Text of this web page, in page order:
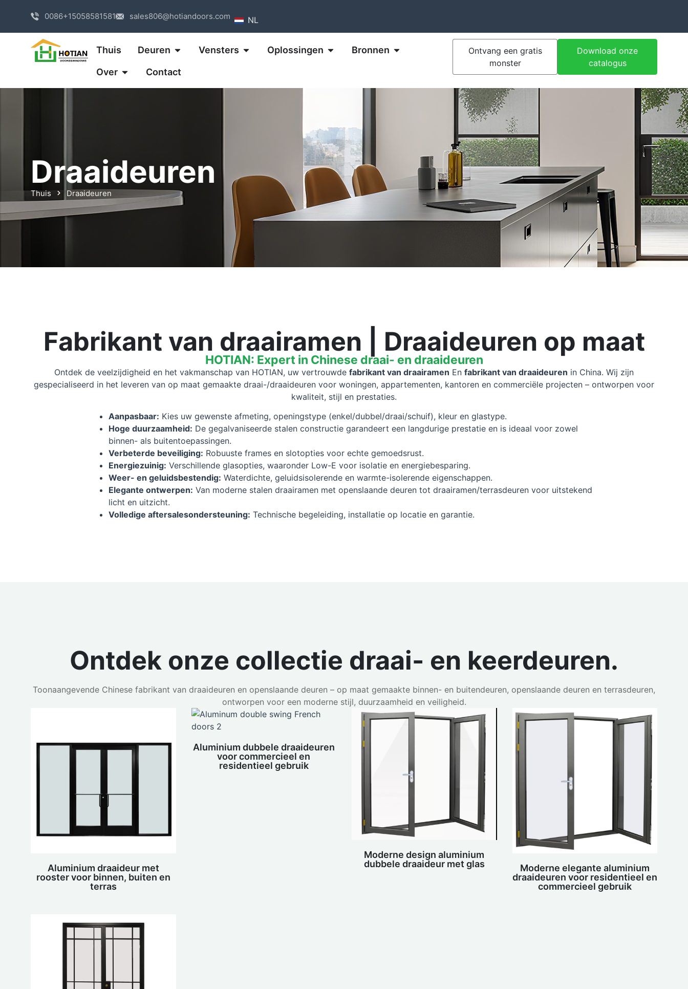
0086+15058581581 sales806@hotiandoors.com NL
Thuis Deuren Vensters Oplossingen Bronnen
Over Contact
Ontvang een gratis
monster
Download onze
catalogus
Draaideuren
Thuis Draaideuren
Fabrikant van draairamen | Draaideuren op maat
HOTIAN: Expert in Chinese draai- en draaideuren
Ontdek de veelzijdigheid en het vakmanschap van HOTIAN, uw vertrouwde fabrikant van draairamen En fabrikant van draaideuren in China. Wij zijn
gespecialiseerd in het leveren van op maat gemaakte draai-/draaideuren voor woningen, appartementen, kantoren en commerciële projecten – ontworpen voor
kwaliteit, stijl en prestaties.
Aanpasbaar: Kies uw gewenste afmeting, openingstype (enkel/dubbel/draai/schuif), kleur en glastype.
Hoge duurzaamheid: De gegalvaniseerde stalen constructie garandeert een langdurige prestatie en is ideaal voor zowel
binnen- als buitentoepassingen.
Verbeterde beveiliging: Robuuste frames en slotopties voor echte gemoedsrust.
Energiezuinig: Verschillende glasopties, waaronder Low-E voor isolatie en energiebesparing.
Weer- en geluidsbestendig: Waterdichte, geluidsisolerende en warmte-isolerende eigenschappen.
Elegante ontwerpen: Van moderne stalen draairamen met openslaande deuren tot draairamen/terrasdeuren voor uitstekend
licht en uitzicht.
Volledige aftersalesondersteuning: Technische begeleiding, installatie op locatie en garantie.
Ontdek onze collectie draai- en keerdeuren.
Toonaangevende Chinese fabrikant van draaideuren en openslaande deuren – op maat gemaakte binnen- en buitendeuren, openslaande deuren en terrasdeuren,
ontworpen voor een moderne stijl, duurzaamheid en veiligheid.
Aluminium draaideur met
rooster voor binnen, buiten en
terras
Aluminium dubbele draaideuren
voor commercieel en
residentieel gebruik
Moderne design aluminium
dubbele draaideur met glas
Moderne elegante aluminium
draaideuren voor residentieel en
commercieel gebruik